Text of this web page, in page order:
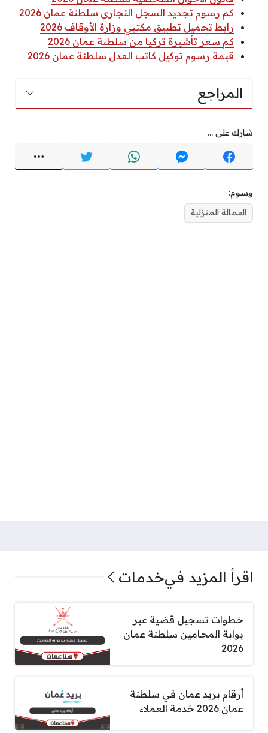
كم رسوم تجديد السجل التجاري سلطنة عمان 2026
رابط تحميل تطبيق مكتبي وزارة الأوقاف 2026
كم سعر تأشيرة تركيا من سلطنة عمان 2026
قيمة رسوم توكيل كاتب العدل سلطنة عمان 2026
المراجع
شارك على ...
وسوم:
العمالة المنزلية
اقرأ المزيد فيخدمات
خطوات تسجيل قضية عبر
بوابة المحامين سلطنة عمان
2026
أرقام بريد عمان في سلطنة
عمان 2026 خدمة العملاء